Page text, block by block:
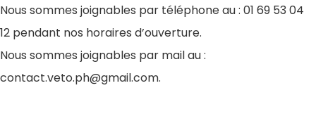
Nous sommes joignables par téléphone au : 01 69 53 04
12 pendant nos horaires d’ouverture.
Nous sommes joignables par mail au :
contact.veto.ph@gmail.com.